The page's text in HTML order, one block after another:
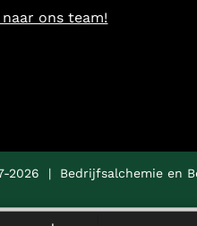
ons team!
2026 | Bedrijfsalchemie en